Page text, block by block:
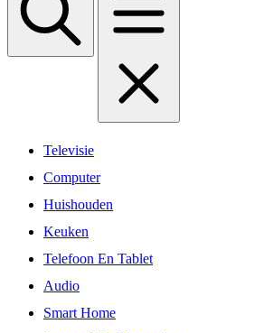
Televisie
Computer
Huishouden
Keuken
Telefoon En Tablet
Audio
Smart Home